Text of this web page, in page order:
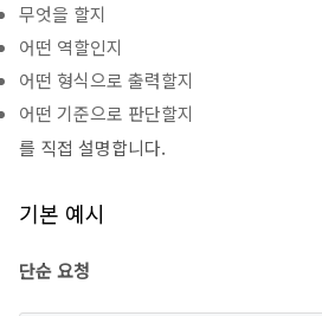
무엇을 할지
어떤 역할인지
어떤 형식으로 출력할지
어떤 기준으로 판단할지
를 직접 설명합니다.
기본 예시
단순 요청